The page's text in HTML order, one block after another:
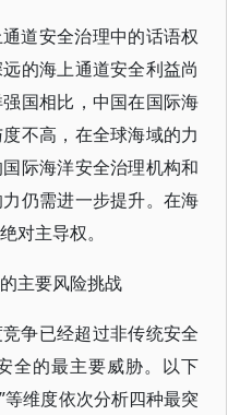
道安全治理中的话语权
的海上通道安全利益尚
国相比，中国在国际海
不高，在全球海域的力
际海洋安全治理机构和
仍需进一步提升。在海
对主导权。
主要风险挑战
争已经超过非传统安全
全的最主要威胁。以下
等维度依次分析四种最突